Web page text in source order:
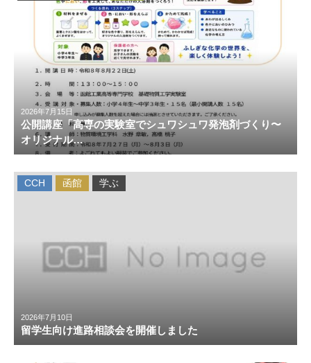
2026年7月15日
公開講座「高専の実験室でシュワシュワ発泡剤づくり〜
オリジナル…
2026年7月10日
留学生向け進路相談会を開催しました
CCH 函館 学ぶ